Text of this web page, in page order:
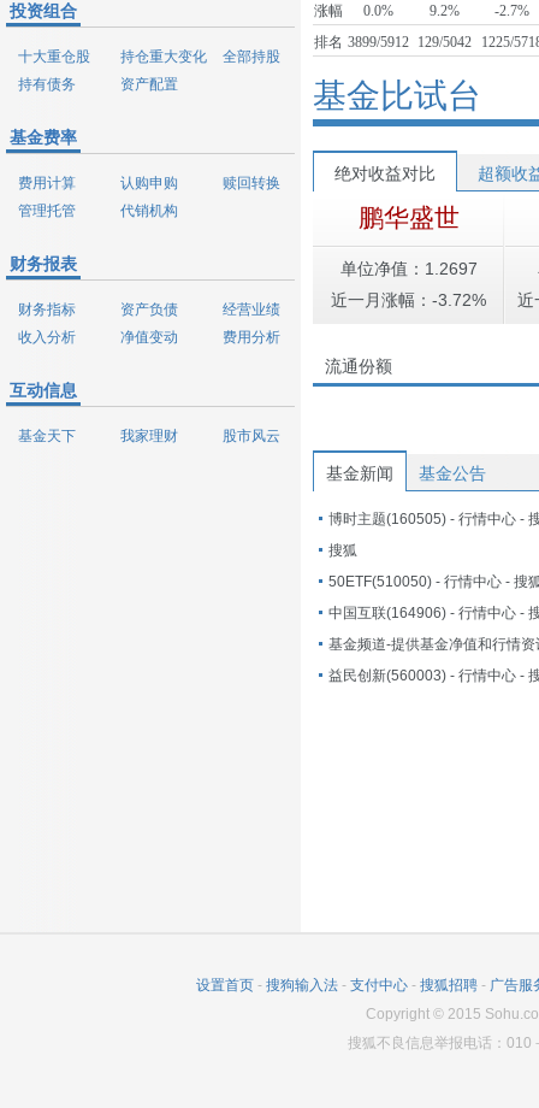
投资组合
十大重仓股 持仓重大变化
全部持股
持有债务
资产配置
基金费率
费用计算 认购申购
赎回转换
管理托管
代销机构
财务报表
财务指标 资产负债
经营业绩
收入分析
净值变动 费用分析
互动信息
基金天下 我家理财 股市风云
涨幅
0.0% 9.2%
-2.7%
排名 3899/5912 129/5042 1225/
基金比试台
绝对收益对比 超额收
鹏华盛世
单位净值：1.2697
近一月涨幅：-3.72%
近
流通份额
基金新闻 基金公告
博时主题(160505) - 行情中心 -
搜狐
50ETF(510050) - 行情中心 - 搜
中国互联(164906) - 行情中心 -
益民创新(560003) - 行情中心 -
设置首页 - 搜狗输入法 - 支付中心 - 搜狐招聘 - 广告服
Copyright© 2015
搜狐不良信息举报电话：010